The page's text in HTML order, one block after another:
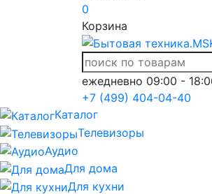
0
Корзина
ежедневно 09:00 -
+7 (499) 404-04-40
Каталог
Телевизоры
Аудио
Для дома
Для кухни